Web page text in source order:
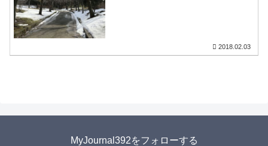
2018.02.03
MyJournal392をフォローする